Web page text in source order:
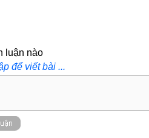
luận nào
để viết bài ...